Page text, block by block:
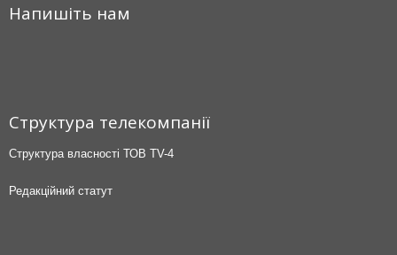
Напишіть нам
Структура телекомпанії
Структура власності ТОВ TV-4
Редакційний статут